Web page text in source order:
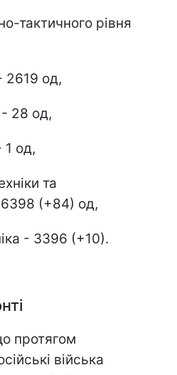
тактичного рівня
2619 од,
- 28 од,
1 од,
та
(+84) од,
- 3396 (+10).
протягом
війська